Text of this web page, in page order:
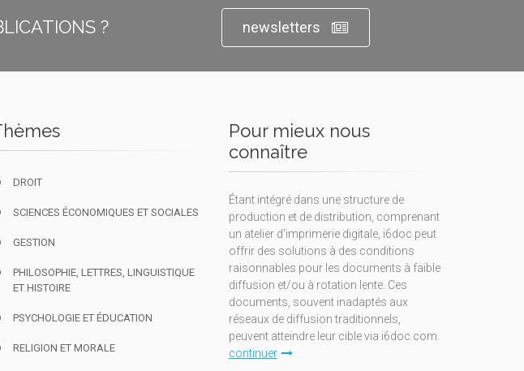
? newsletters
DROIT
SCIENCES ÉCONOMIQUES ET SOCIALES
GESTION
PHILOSOPHIE, LETTRES, LINGUISTIQUE
ET HISTOIRE
PSYCHOLOGIE ET ÉDUCATION
RELIGION ET MORALE
Pour mieux nous
connaître
Étant intégré dans une structure de
production et de distribution, comprenant
un atelier d'imprimerie digitale, i6doc peut
offrir des solutions à des conditions
raisonnables pour les documents à faible
diffusion et/ou à rotation lente. Ces
documents, souvent inadaptés aux
réseaux de diffusion traditionnels,
peuvent atteindre leur cible via i6doc.com.
continuer